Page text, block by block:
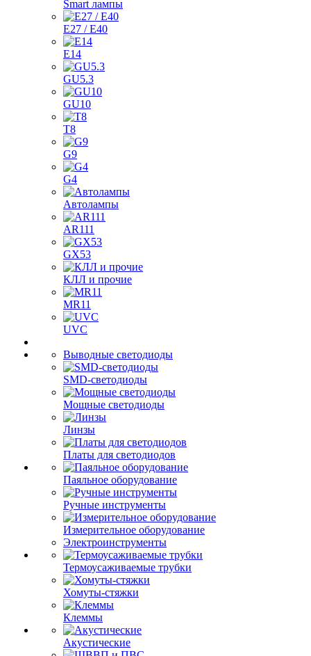
Smart лампы
E27 / E40
E14
GU5.3
GU10
T8
G9
G4
Автолампы
AR111
GX53
КЛЛ и прочие
MR11
UVC
Выводные светодиоды
SMD-светодиоды
Мощные светодиоды
Линзы
Платы для светодиодов
Паяльное оборудование
Ручные инструменты
Измерительное оборудование
Электроинструменты
Термоусаживаемые трубки
Хомуты-стяжки
Клеммы
Акустические